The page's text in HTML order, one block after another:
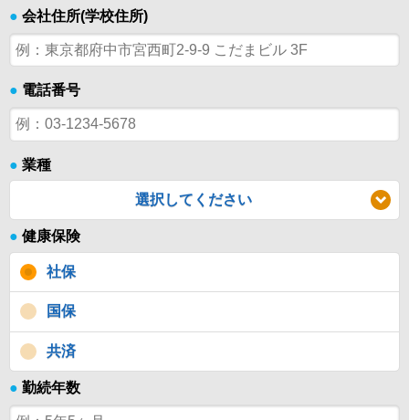
● 会社住所(学校住所)
● 電話番号
● 業種
選択してください
● 健康保険
社保
国保
共済
● 勤続年数